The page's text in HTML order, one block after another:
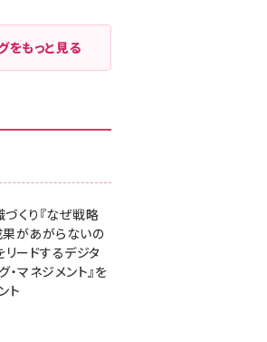
をもっと見る
づくり『なぜ戦略
があがらないの
ードするデジタ
・マネジメント』を
ト